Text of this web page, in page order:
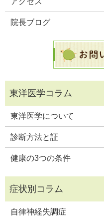
院長ブログ
東洋医学について
診断方法と証
健康の3つの条件
自律神経失調症